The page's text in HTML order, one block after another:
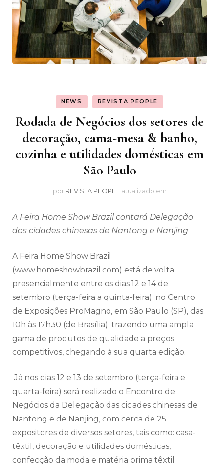
NEWS REVISTA PEOPLE
Rodada de Negócios dos setores de
decoração, cama-mesa & banho,
cozinha e utilidades domésticas em
São Paulo
por REVISTA PEOPLE atualizado em
A Feira Home Show Brazil contará Delegação
das cidades chinesas de Nantong e Nanjing
A Feira Home Show Brazil
(www.homeshowbrazil.com) está de volta
presencialmente entre os dias 12 e 14 de
setembro (terça-feira a quinta-feira), no Centro
de Exposições ProMagno, em São Paulo (SP), das
10h às 17h30 (de Brasília), trazendo uma ampla
gama de produtos de qualidade a preços
competitivos, chegando à sua quarta edição.
Já nos dias 12 e 13 de setembro (terça-feira e
quarta-feira) será realizado o Encontro de
Negócios da Delegação das cidades chinesas de
Nantong e de Nanjing, com cerca de 25
expositores de diversos setores, tais como: casa-
têxtil, decoração e utilidades domésticas,
confecção da moda e matéria prima têxtil.